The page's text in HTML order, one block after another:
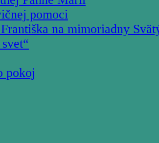
pomoci
na mimoriadny
pokoj